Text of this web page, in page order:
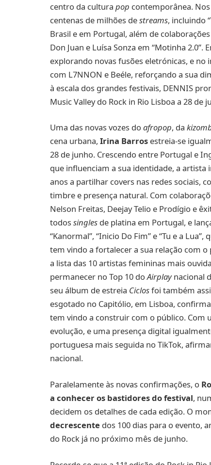
centro da cultura pop contemporânea.
centenas de milhões destreams, incluindo
Brasil e em Portugal, além de
Don Juan e Luísa Sonza em “Motinha 2.0”.
explorando novas fusões eletrónicas, e no
com L7NNON e Beéle, reforçando a sua
à escala dos grandes festivais, DENNIS
Music Valley do Rock in Rio Lisboa a 28 de
Uma das novas vozes doafropop, da
cena urbana, Irina Barros estreia-se
28 de junho. Crescendo entre Portugal e
que influenciam a sua identidade, a
anos a partilhar covers nas redes sociais,
timbre e presença natural. Com
Nelson Freitas, Deejay Telio e Prodígio e
todossingles de platina em Portugal, e
“Kanormal”, “Inicio Do Fim” e “Tu e a
tem vindo a fortalecer a sua relação com
a lista das 10 artistas femininas mais
permanecer no Top 10 doAirplaynacional
seu álbum de estreia Ciclosfoi também
esgotado no Capitólio, em Lisboa,
tem vindo a construir com o público. Com
evolução, e uma presença digital
portuguesa mais seguida no TikTok,
nacional.
Paralelamente às novas confirmações, o
a conhecer os bastidores do festival,
decidem os detalhes de cada edição. O
decrescente dos 100 dias para o evento,
do Rock já no próximo mês de junho.